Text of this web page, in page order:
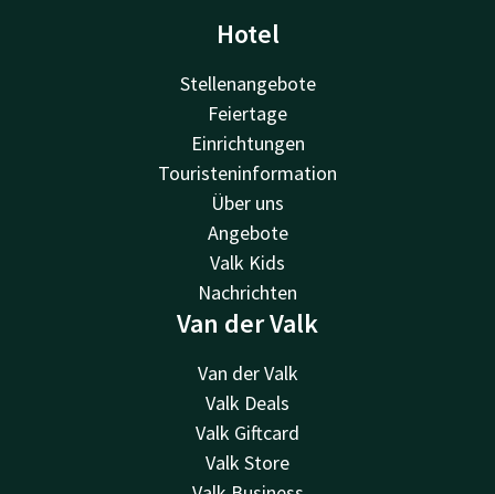
Hotel
Stellenangebote
Feiertage
Einrichtungen
Touristeninformation
Über uns
Angebote
Valk Kids
Nachrichten
Van der Valk
Van der Valk
Valk Deals
Valk Giftcard
Valk Store